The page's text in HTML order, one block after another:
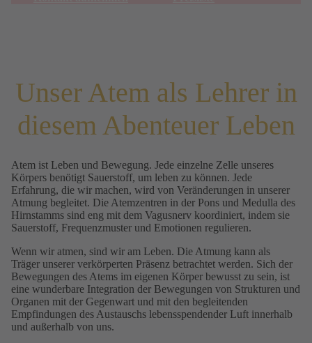
Unser Atem als Lehrer in
diesem Abenteuer Leben
Atem ist Leben und Bewegung. Jede einzelne Zelle unseres
Körpers benötigt Sauerstoff, um leben zu können. Jede
Erfahrung, die wir machen, wird von Veränderungen in unserer
Atmung begleitet. Die Atemzentren in der Pons und Medulla des
Hirnstamms sind eng mit dem Vagusnerv koordiniert, indem sie
Sauerstoff, Frequenzmuster und Emotionen regulieren.
Wenn wir atmen, sind wir am Leben. Die Atmung kann als
Träger unserer verkörperten Präsenz betrachtet werden. Sich der
Bewegungen des Atems im eigenen Körper bewusst zu sein, ist
eine wunderbare Integration der Bewegungen von Strukturen und
Organen mit der Gegenwart und mit den begleitenden
Empfindungen des Austauschs lebensspendender Luft innerhalb
und außerhalb von uns.